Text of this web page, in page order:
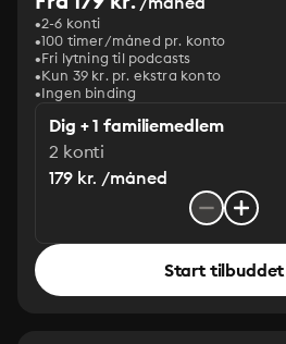
2-6 konti
100 timer/måned pr. konto
Fri lytning til podcasts
Kun 39 kr. pr. ekstra konto
Ingen binding
Dig + 1 familiemedlem
2 konti
179 kr. /måned
Start tilbuddet